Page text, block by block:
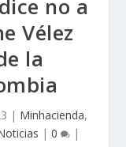
no a
Vélez
la
| Minhacienda,
| 0 |